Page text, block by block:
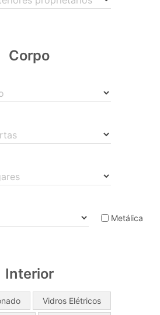
Corpo
Metálica
Interior
Vidros Elétricos